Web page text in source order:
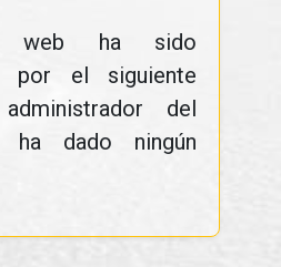
web ha sido
por el siguiente
del
ha dado ningún